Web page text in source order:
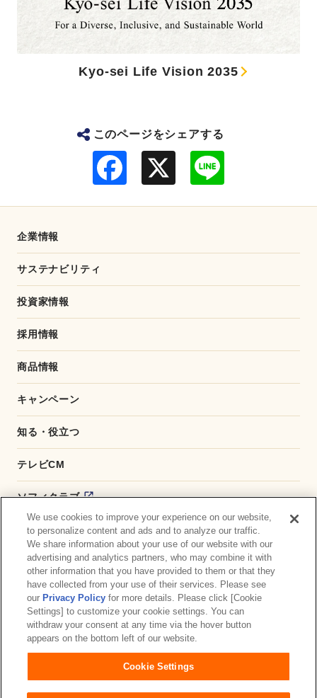
Kyo-sei Life Vision 2035
このページをシェアする
企業情報
サステナビリティ
投資家情報
採用情報
商品情報
キャンペーン
知る・役立つ
テレビCM
ソフィクラブ
かんたん応募サービス
ダイレクトショップ
商品取扱い店舗検索
お問い合わせ サイトマップ ウェブサイト利用規約
プライバシーポリシー 障がいの表記について
We use cookies to improve your experience on our website,
to personalize content and ads and to analyze our traffic.
We share information about your use of our website with our
advertising and analytics partners, who may combine it with
other information that you have provided to them or that they
have collected from your use of their services. Please see
our Privacy Policy for more details. Please click [Cookie
Settings] to customize your cookie settings. You can
withdraw your consent at any time via the hover button
appears on the bottom left of our website.
Cookie Settings